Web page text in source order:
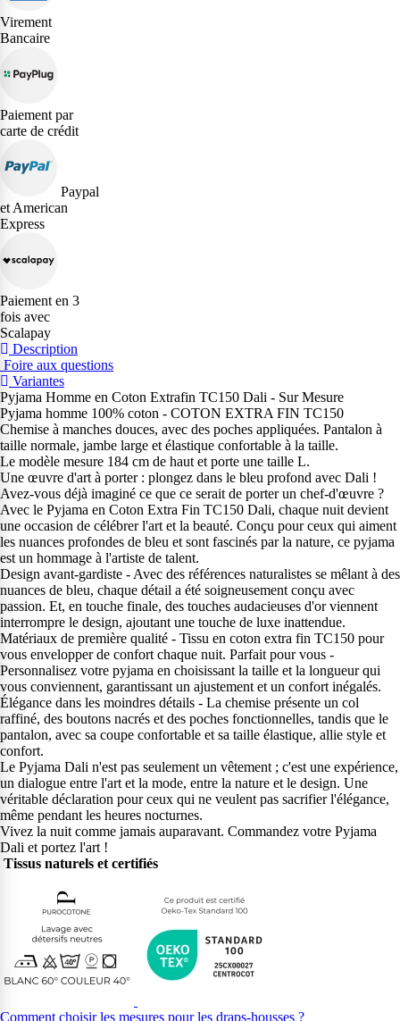
Virement
Bancaire
Paiement par
carte de crédit
Paypal
et American
Express
Paiement en 3
fois avec
Scalapay
Description
Foire aux questions
Variantes
Pyjama Homme en Coton Extrafin TC150 Dali - Sur Mesure
Pyjama homme 100% coton - COTON EXTRA FIN TC150
Chemise à manches douces, avec des poches appliquées. Pantalon à
taille normale, jambe large et élastique confortable à la taille.
Le modèle mesure 184 cm de haut et porte une taille L.
Une œuvre d'art à porter : plongez dans le bleu profond avec Dali !
Avez-vous déjà imaginé ce que ce serait de porter un chef-d'œuvre ?
Avec le Pyjama en Coton Extra Fin TC150 Dali, chaque nuit devient
une occasion de célébrer l'art et la beauté. Conçu pour ceux qui aiment
les nuances profondes de bleu et sont fascinés par la nature, ce pyjama
est un hommage à l'artiste de talent.
Design avant-gardiste - Avec des références naturalistes se mêlant à des
nuances de bleu, chaque détail a été soigneusement conçu avec
passion. Et, en touche finale, des touches audacieuses d'or viennent
interrompre le design, ajoutant une touche de luxe inattendue.
Matériaux de première qualité - Tissu en coton extra fin TC150 pour
vous envelopper de confort chaque nuit. Parfait pour vous -
Personnalisez votre pyjama en choisissant la taille et la longueur qui
vous conviennent, garantissant un ajustement et un confort inégalés.
Élégance dans les moindres détails - La chemise présente un col
raffiné, des boutons nacrés et des poches fonctionnelles, tandis que le
pantalon, avec sa coupe confortable et sa taille élastique, allie style et
confort.
Le Pyjama Dali n'est pas seulement un vêtement ; c'est une expérience,
un dialogue entre l'art et la mode, entre la nature et le design. Une
véritable déclaration pour ceux qui ne veulent pas sacrifier l'élégance,
même pendant les heures nocturnes.
Vivez la nuit comme jamais auparavant. Commandez votre Pyjama
Dali et portez l'art !
Tissus naturels et certifiés
Comment choisir les mesures pour les draps-housses ?